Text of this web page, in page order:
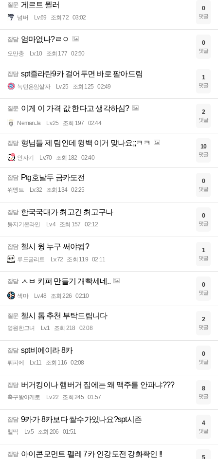
질문 게르트 뮐러
넘버 Lv.69 조회 72 03:02
0
댓글
잡담 엄마없나?ㄹㅇ
오만충 Lv.10 조회 177 02:50
0
댓글
잡담 spt즐라탄9카 걸어두면 바로 팔아드림
녹턴은암살자 Lv.25 조회 125 02:49
1
댓글
질문 이게 이 가격 값 한다고 생각하심?
NemanJa Lv.25 조회 197 02:44
2
댓글
잡담 형님들 제 팀인데 윙백 이거 맞나요;;ㅋㅋ
인자기 Lv.70 조회 182 02:40
10
댓글
잡담 Ptg호날두 금카도전
쒸멩트 Lv.32 조회 134 02:25
0
댓글
잡담 한국국대가 최고긴 최고구나
등지기온라인 Lv.4 조회 157 02:12
0
댓글
잡담 첼시 윙 누구 써야됨?
루드굴리트 Lv.72 조회 119 02:11
1
댓글
잡담 ㅅㅂ 키퍼 만들기 개빡세네..
섹마 Lv.48 조회 226 02:10
0
댓글
질문 첼시 톱 추천 부탁드립니다
영원한그녀 Lv.1 조회 218 02:08
2
댓글
잡담 spt비에이라 8카
뤼피에 Lv.11 조회 116 02:08
0
댓글
잡담 버거킹이나 햄버거 집에는 왜 맥주를 안파냐???
축구왕아게로 Lv.22 조회 245 01:57
8
댓글
잡담 9카가 8카보다 쌀수가있나요?spt시즌
챌딱 Lv.5 조회 206 01:51
4
댓글
잡담 아이콘모먼트 펠레 7카 인강도전 강화확인 !!